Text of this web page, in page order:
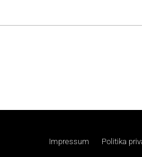
Impressum Politika